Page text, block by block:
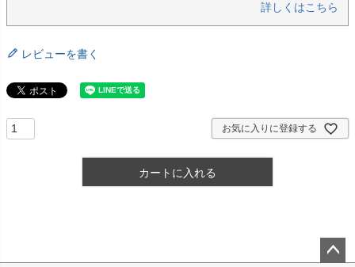
詳しくはこちら
レビューを書く
お気に入りに登録する
カートに入れる